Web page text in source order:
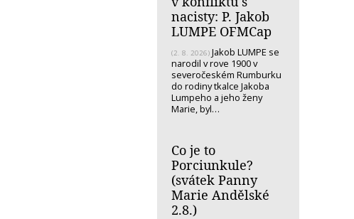
nacisty: P. Jakob
LUMPE OFMCap
(2. 8. 2026) Jakob LUMPE se
narodil v rove 1900 v
severočeském Rumburku
do rodiny tkalce Jakoba
Lumpeho a jeho ženy
Marie, byl…
Co je to
Porciunkule?
(svátek Panny
Marie Andělské
2.8.)